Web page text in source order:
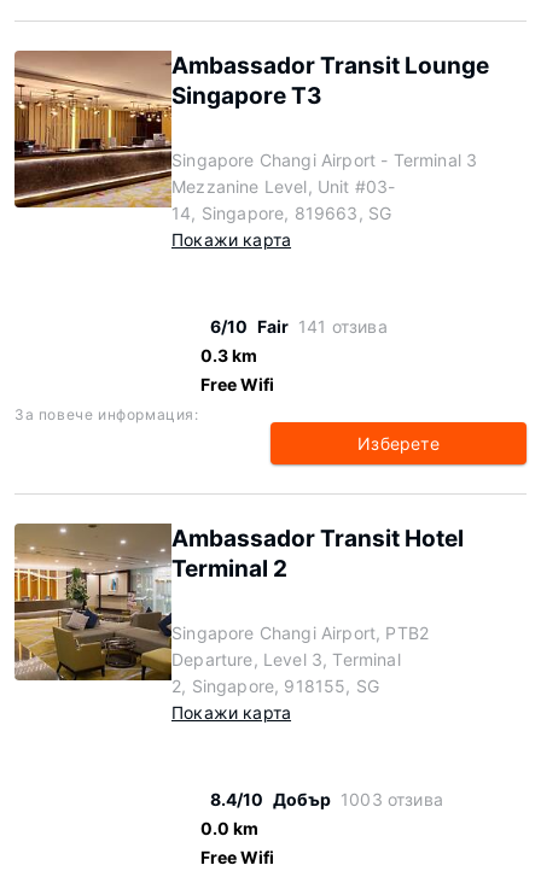
Ambassador Transit Lounge
Singapore T3
Singapore Changi Airport - Terminal 3
Mezzanine Level, Unit #03-
14, Singapore, 819663, SG
Покажи карта
6/10 Fair 141 отзива
0.3 km
Free Wifi
За повече информация:
Изберете
Ambassador Transit Hotel
Terminal 2
Singapore Changi Airport, PTB2
Departure, Level 3, Terminal
2, Singapore, 918155, SG
Покажи карта
8.4/10 Добър 1003 отзива
0.0 km
Free Wifi